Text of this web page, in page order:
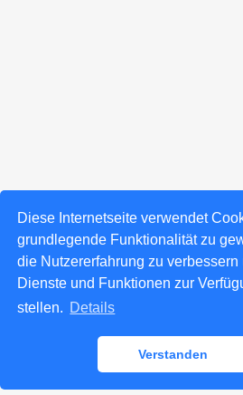
Diese Internetseite verwendet
grundlegende Funktionalität zu
die Nutzererfahrung zu verbessern
Dienste und Funktionen zur
stellen. Details
Verstanden